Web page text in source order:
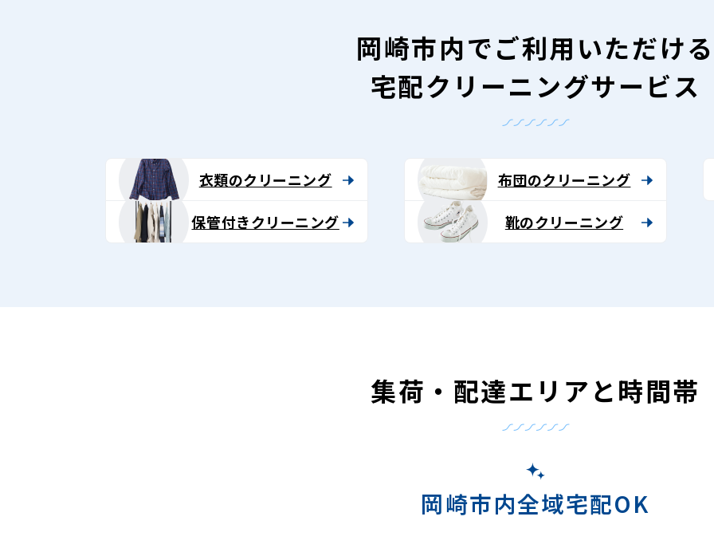
岡崎市内でご利用いただける
宅配クリーニングサービス
衣類のクリーニング
保管付きクリーニング
布団のクリーニング
靴のクリーニング
集荷・配達エリアと時間帯
岡崎市内全域宅配OK